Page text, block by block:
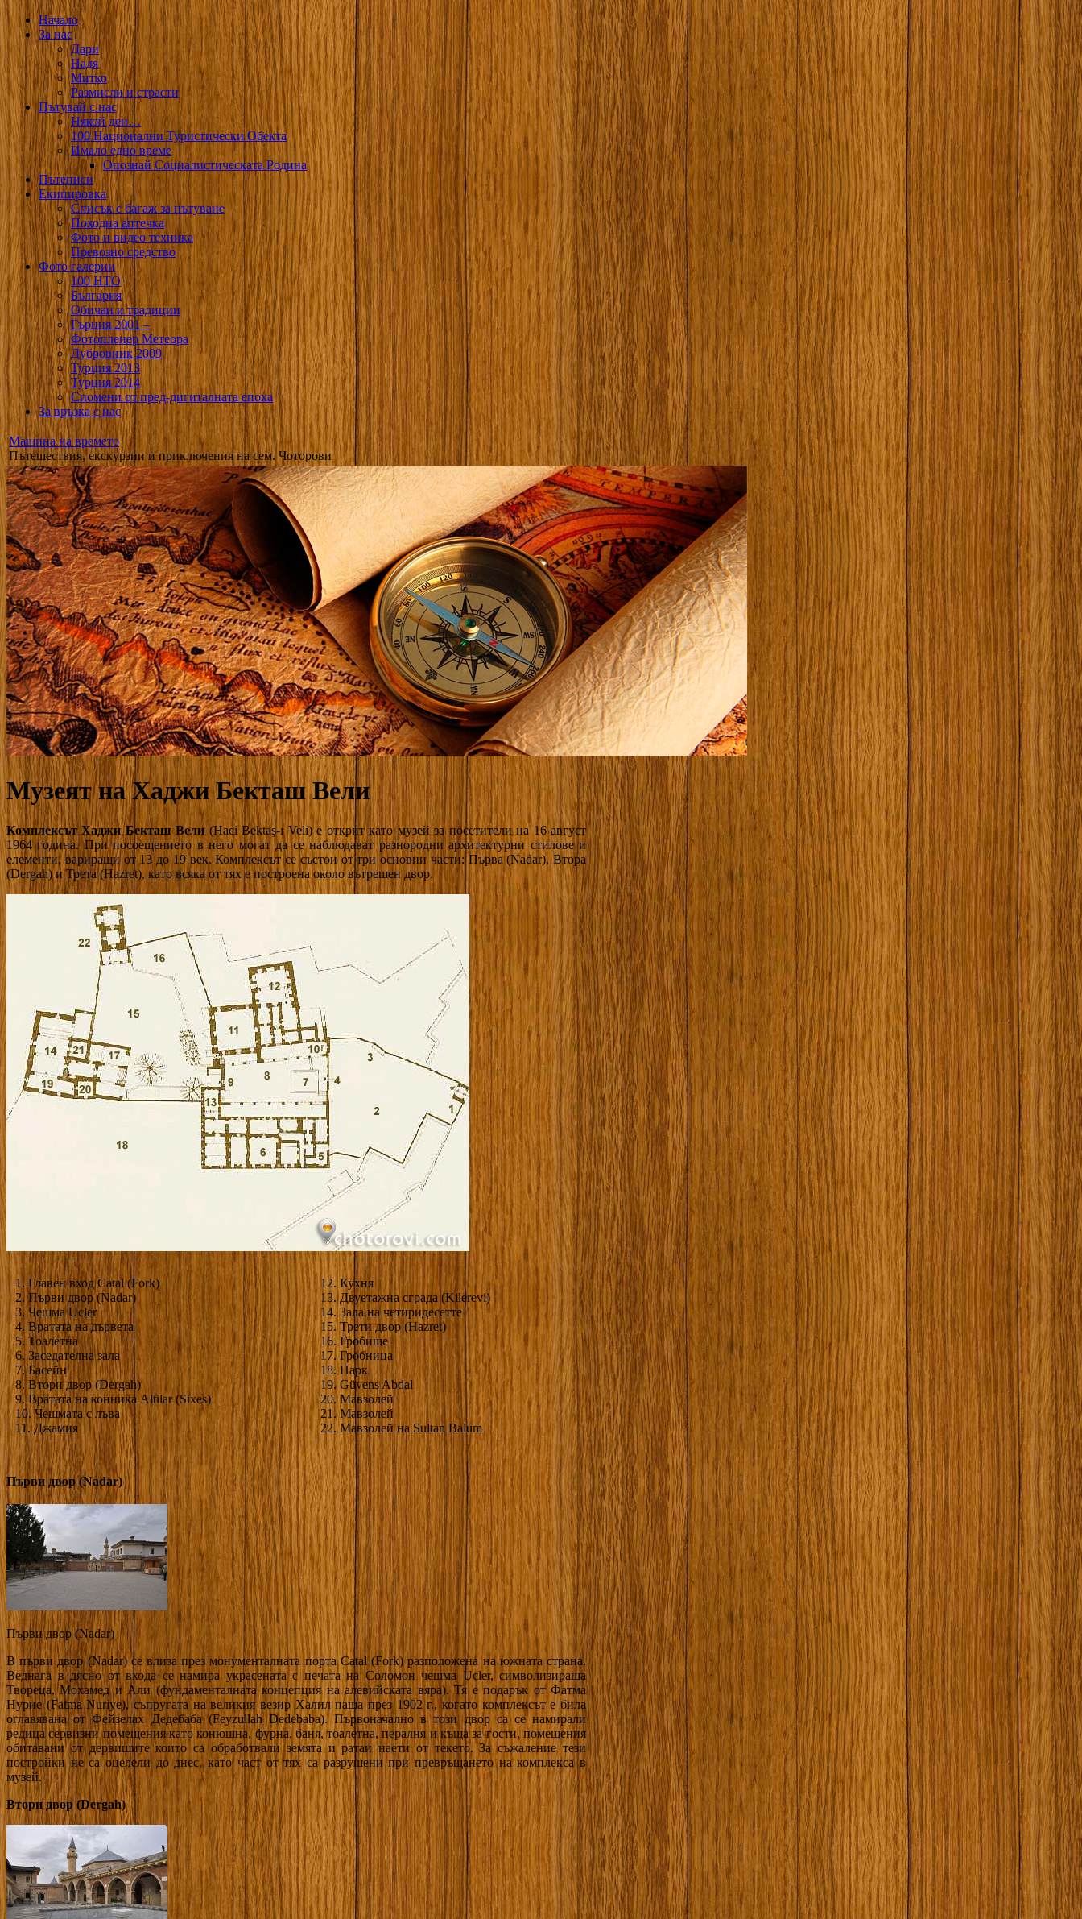
Начало
За нас
Дари
Надя
Митко
Размисли и страсти
Пътувай с нас
Някой ден…
100 Национални Туристически Обекта
Имало едно време
Опознай Социалистическата Родина
Пътеписи
Екипировка
Списък с багаж за пътуване
Походна аптечка
Фото и видео техника
Превозно средство
Фото галерии
100 НТО
България
Обичаи и традиции
Гърция 2001 –
Фотопленер Метеора
Дубровник 2009
Турция 2013
Турция 2014
Спомени от пред-дигиталната епоха
За връзка с нас
Машина на времето
Пътешествия, екскурзии и приключения на сем. Чоторови
Музеят на Хаджи Бекташ Вели
Комплексът Хаджи Бекташ Вели(Haci Bektaş-ı Veli) е открит като музей за посетители на 16 август
1964 година. При посоещението в него могат да се наблюдават разнородни архитектурни стилове и
елементи, вариращи от 13 до 19 век. Комплексът се състои от три основни части: Първа (Nadar), Втора
(Dergah) и Трета (Hazret), като всяка от тях е построена около вътрешен двор.
1. Главен вход Catal (Fork)
2. Първи двор (Nadar)
3. Чешма Ucler
4. Вратата на дървета
5. Тоалетна
6. Заседателна зала
7. Басейн
8. Втори двор (Dergah)
9. Вратата на конника Altilar (Sixes)
10. Чешмата с лъва
11. Джамия
12. Кухня
13. Двуетажна сграда (Kilerevi)
14. Зала на четиридесетте
15. Трети двор (Hazret)
16. Гробище
17. Гробница
18. Парк
19. Güvens Abdal
20. Мавзолей
21. Мавзолей
22. Мавзолей на Sultan Balum
Първи двор (Nadar)
Първи двор (Nadar)
В първи двор (Nadar) се влиза през монументалната порта Catal (Fork) разположена на южната страна.
Веднага в дясно от входа се намира украсената с печата на Соломон чешма Ucler, символизираща
Твореца, Мохамед и Али (фундаменталната концепция на алевийската вяра). Тя е подарък от Фатма
Нурие (Fatma Nuriye), съпругата на великия везир Халил паша през 1902 г., когато комплексът е била
оглавявана от Фейзелах Дедебаба (Feyzullah Dedebaba). Първоначално в този двор са се намирали
редица сервизни помещения като конюшна, фурна, баня, тоалетна, пералня и къща за гости, помещения
обитавани от дервишите които са обработвали земята и ратаи наети от текето. За съжаление тези
постройки не са оцелели до днес, като част от тях са разрушени при превръщането на комплекса в
музей.
Втори двор (Dergah)